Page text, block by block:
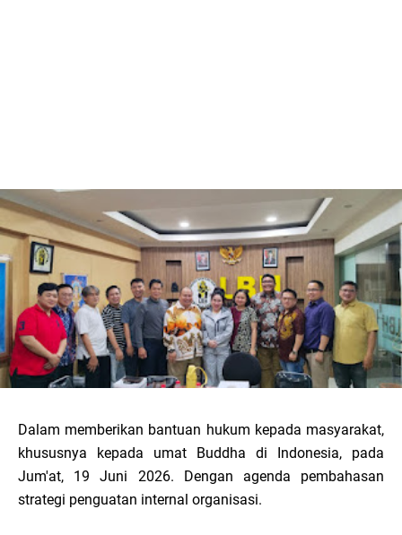
Dalam memberikan bantuan hukum kepada masyarakat,
khususnya kepada umat Buddha di Indonesia, pada
Jum'at, 19 Juni 2026. Dengan agenda pembahasan
strategi penguatan internal organisasi.